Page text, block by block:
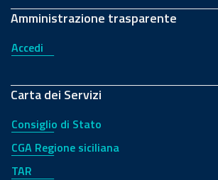
Amministrazione trasparente
Accedi
Carta dei Servizi
Consiglio di Stato
CGA Regione siciliana
TAR